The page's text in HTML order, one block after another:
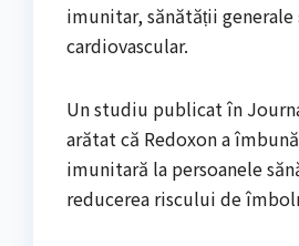
imunitar, sănătății
cardiovascular.
Un studiu publicat în
arătat că Redoxon a
imunitară la persoanele
reducerea riscului de